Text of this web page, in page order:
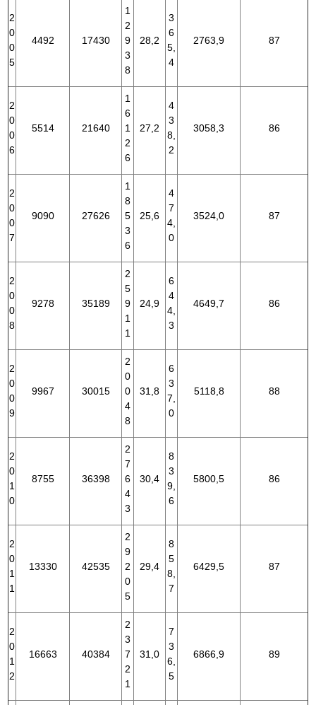
2
0
0
5
4492 17430
1
2
9
3
8
28,2
3
6
5,
4
2763,9 87
2
0
0
6
5514 21640
1
6
1
2
6
27,2
4
3
8,
2
3058,3 86
2
0
0
7
9090 27626
1
8
5
3
6
25,6
4
7
4,
0
3524,0 87
2
0
0
8
9278 35189
2
5
9
1
1
24,9
6
4
4,
3
4649,7 86
2
0
0
9
9967 30015
2
0
0
4
8
31,8
6
3
7,
0
5118,8 88
2
0
1
0
8755 36398
2
7
6
4
3
30,4
8
3
9,
6
5800,5 86
2
0
1
1
13330 42535
2
9
2
0
5
29,4
8
5
8,
7
6429,5 87
2
0
1
2
16663 40384
2
3
7
2
1
31,0
7
3
6,
5
6866,9 89